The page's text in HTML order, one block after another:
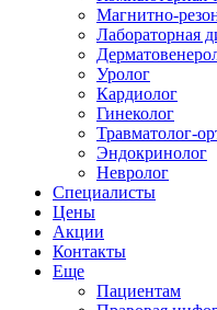
Магнитно-
Лабораторная
Уролог
Кардиолог
Гинеколог
Травматолог-
Эндокринолог
Невролог
Специалисты
Цены
Акции
Контакты
Еще
Пациентам